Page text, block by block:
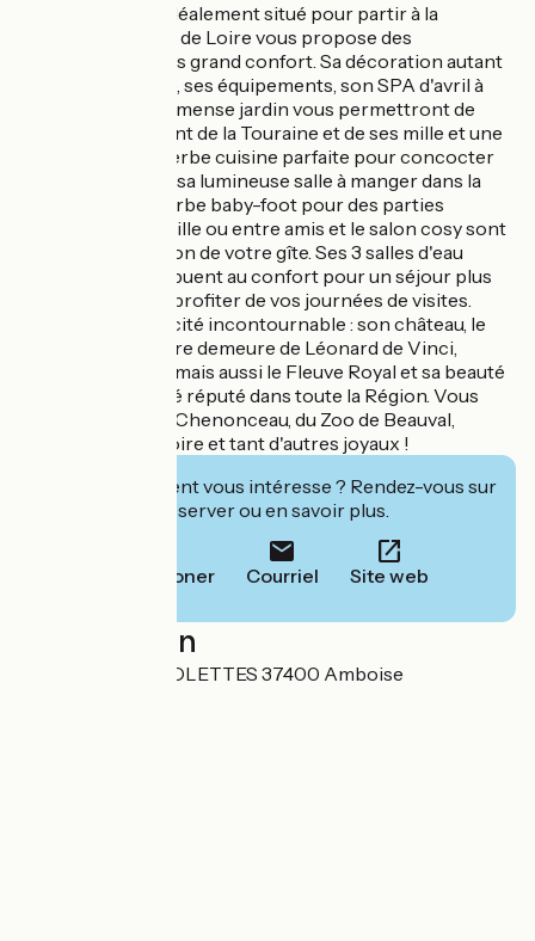
Ce superbe gîte idéalement situé pour partir à la
découverte du Val de Loire vous propose des
prestations de très grand confort. Sa décoration autant
que son ambiance, ses équipements, son SPA d'avril à
octobre et son immense jardin vous permettront de
profiter pleinement de la Touraine et de ses mille et une
richesses. Sa superbe cuisine parfaite pour concocter
de délicieux plats, sa lumineuse salle à manger dans la
véranda, son superbe baby-foot pour des parties
endiablées en famille ou entre amis et le salon cosy sont
les atouts séduction de votre gîte. Ses 3 salles d'eau
également contribuent au confort pour un séjour plus
serein, idéal pour profiter de vos journées de visites.
Amboise est une cité incontournable : son château, le
Clos Lucé (dernière demeure de Léonard de Vinci,
Château Gaillard) mais aussi le Fleuve Royal et sa beauté
sauvage, le marché réputé dans toute la Région. Vous
serez proches de Chenonceau, du Zoo de Beauval,
Chaumont-sur-Loire et tant d'autres joyaux !
Cet établissement vous intéresse ? Rendez-vous sur
leur site pour réserver ou en savoir plus.
Téléphoner Courriel Site web
Localisation
992 QUAI DES VIOLETTES 37400 Amboise